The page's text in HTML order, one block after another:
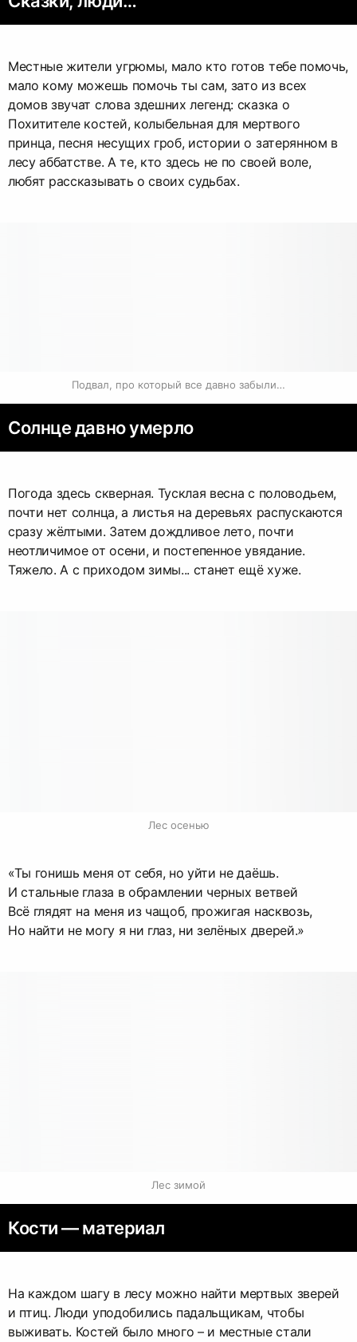
Местные жители угрюмы, мало кто готов тебе помочь,
мало кому можешь помочь ты сам, зато из всех
домов звучат слова здешних легенд: сказка о
Похитителе костей, колыбельная для мертвого
принца, песня несущих гроб, истории о затерянном в
лесу аббатстве. А те, кто здесь не по своей воле,
любят рассказывать о своих судьбах.
Подвал, про который все давно забыли…
Солнце давно умерло
Погода здесь скверная. Тусклая весна с половодьем,
почти нет солнца, а листья на деревьях распускаются
сразу жёлтыми. Затем дождливое лето, почти
неотличимое от осени, и постепенное увядание.
Тяжело. А с приходом зимы... станет ещё хуже.
Лес осенью
«Ты гонишь меня от себя, но уйти не даёшь.
И стальные глаза в обрамлении черных ветвей
Всё глядят на меня из чащоб, прожигая насквозь,
Но найти не могу я ни глаз, ни зелёных дверей.»
Лес зимой
Кости — материал
На каждом шагу в лесу можно найти мертвых зверей
и птиц. Люди уподобились падальщикам, чтобы
выживать. Костей было много – и местные стали